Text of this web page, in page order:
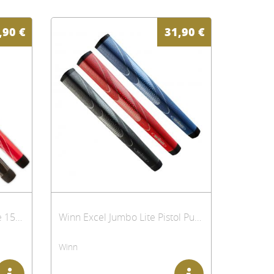
zu 25 Gramm zu reduzieren. Dies ermöglicht
€
Winn Pistol Counter Balance 15" (38,1cm) Putter Griff
31,90 €
Winn Excel Jumbo Lite Pistol Putter Griff
Winn